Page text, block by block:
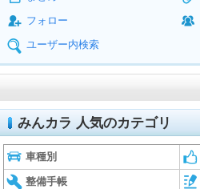
フォロー
ユーザー内検索
みんカラ 人気のカテゴリ
車種別
整備手帳